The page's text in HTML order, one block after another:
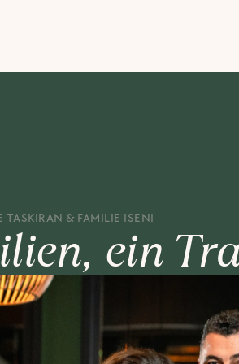
TASKIRAN & FAMILIE ISENI
ein